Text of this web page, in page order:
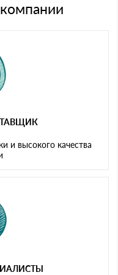
самовывоза.
и высокого качества